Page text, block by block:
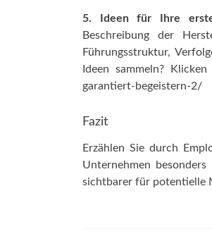
5. Ideen für Ihre
Beschreibung der
Führungsstruktur,
Ideen sammeln?
garantiert-begeistern-2/
Fazit
Erzählen Sie durch
Unternehmen
sichtbarer für potentielle